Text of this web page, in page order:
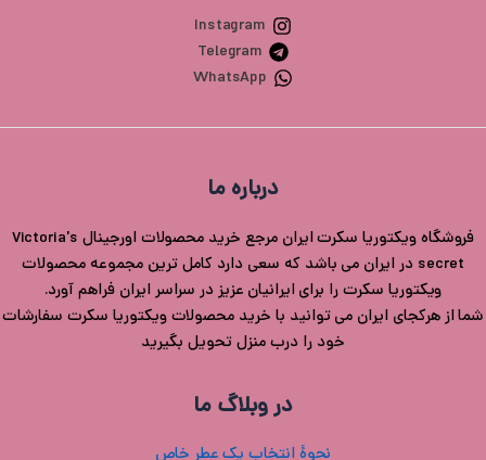
Instagram
Telegram
WhatsApp
درباره ما
فروشگاه ویکتوریا سکرت ایران مرجع خرید محصولات اورجینال Victoria's
secret در ایران می باشد که سعی دارد کامل ترین مجموعه محصولات
ویکتوریا سکرت را برای ایرانیان عزیز در سراسر ایران فراهم آورد.
شما از هرکجای ایران می توانید با خرید محصولات ویکتوریا سکرت سفارشات
خود را درب منزل تحویل بگیرید
در وبلاگ ما
نحوۀ انتخاب یک عطر خاص